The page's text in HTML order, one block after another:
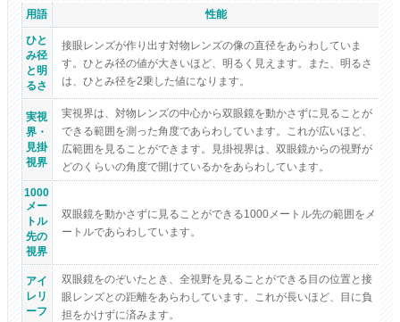
用語 性能
ひと
み径
と明
るさ
接眼レンズが作り出す対物レンズの像の直径をあらわしていま
す。ひとみ径の値が大きいほど、明るく見えます。また、明るさ
は、ひとみ径を2乗した値になります。
実視
界・
見掛
視界
実視界は、対物レンズの中心から双眼鏡を動かさずに見ることが
できる範囲を測った角度であらわしています。これが広いほど、
広範囲を見ることができます。見掛視界は、双眼鏡からの視野が
どのくらいの角度で開けているかをあらわしています。
1000
メー
トル
先の
視界
双眼鏡を動かさずに見ることができる1000メートル先の範囲をメ
ートルであらわしています。
アイ
レリ
ーフ
双眼鏡をのぞいたとき、全視野を見ることができる目の位置と接
眼レンズとの距離をあらわしています。これが長いほど、目に負
担をかけずに済みます。